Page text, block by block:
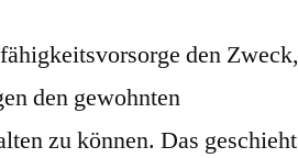
den Zweck,
den gewohnten
zu können. Das geschieht